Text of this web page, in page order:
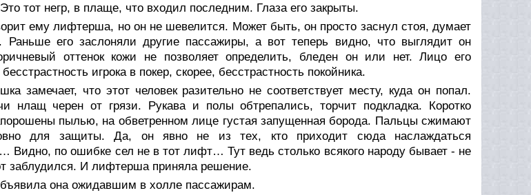
тот негр, в плаще, что входил последним. Глаза его закрыты.
ему лифтерша, но он не шевелится. Может быть, он просто заснул стоя, думает
Раньше его заслоняли другие пассажиры, а вот теперь видно, что выглядит он
оттенок кожи не позволяет определить, бледен он или нет. Лицо его
игрока в покер, скорее, бесстрастность покойника.
замечает, что этот человек разительно не соответствует месту, куда он попал.
нлащ черен от грязи. Рукава и полы обтрепались, торчит подкладка. Коротко
пылью, на обветренном лице густая запущенная борода. Пальцы сжимают
для защиты. Да, он явно не из тех, кто приходит сюда наслаждаться
Видно, по ошибке сел не в тот лифт… Тут ведь столько всякого народу бывает - не
заблудился. И лифтерша приняла решение.
она ожидавшим в холле пассажирам.